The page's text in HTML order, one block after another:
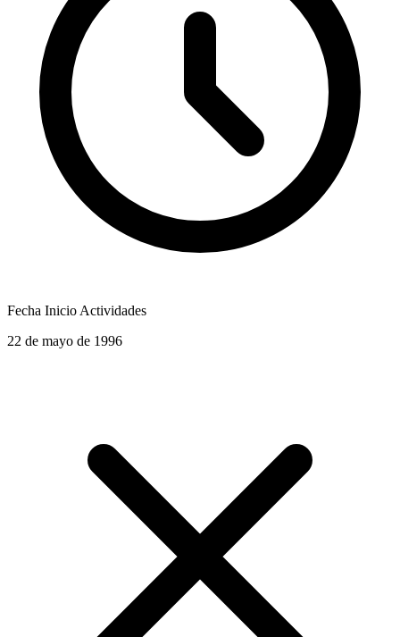
Fecha Inicio Actividades
22 de mayo de 1996